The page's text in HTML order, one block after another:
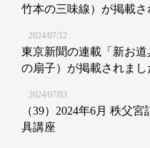
竹本の三味線）が掲載さ
2024/07/12
東京新聞の連載「新お
の扇子）が掲載されまし
2024/07/03
（39）2024年6月 秩父
具講座